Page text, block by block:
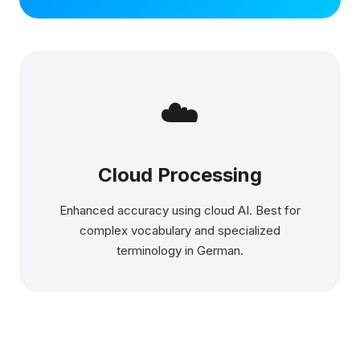
☁️
Cloud Processing
Enhanced accuracy using cloud AI. Best for
complex vocabulary and specialized
terminology in German.